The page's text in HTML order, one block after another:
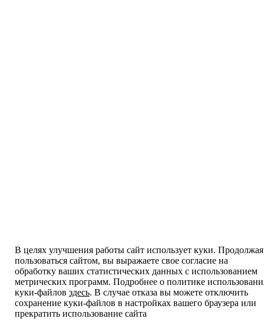
В целях улучшения работы сайт использует куки. Продолжая
пользоваться сайтом, вы выражаете свое согласие на
обработку ваших статистических данных с использованием
метрических программ. Подробнее о политике
куки-файлов здесь. В случае отказа вы можете отключить
сохранение куки-файлов в настройках вашего браузера или
прекратить использование сайта